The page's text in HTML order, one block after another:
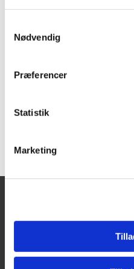
Nødvendig
Præferencer
Statistik
Marketing
Aalborgvej 62A,